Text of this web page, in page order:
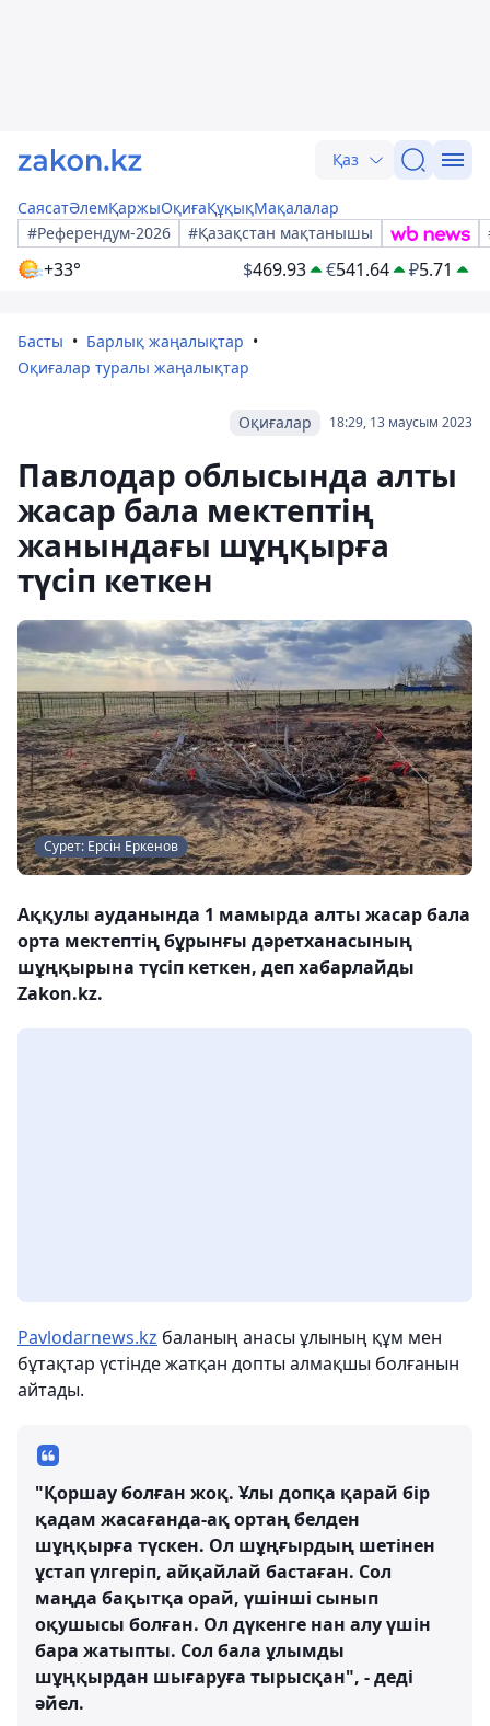
Қаз
СаясатӘлемҚаржыОқиғаҚұқықМақалалар
#Референдум-2026
#Қазақстан мақтанышы
+33° $469.93 €541.64 ₽5.71
Басты
Барлық жаңалықтар
Оқиғалар туралы жаңалықтар
18:29, 13 маусым 2023
Оқиғалар
Павлодар облысында алты
жасар бала мектептің
жанындағы шұңқырға
түсіп кеткен
Сурет: Ерсін Еркенов
Аққулы ауданында 1 мамырда алты жасар бала
орта мектептің бұрынғы дәретханасының
шұңқырына түсіп кеткен, деп хабарлайды
Zakon.kz.
Pavlodarnews.kz баланың анасы ұлының құм мен
бұтақтар үстінде жатқан допты алмақшы болғанын
айтады.
"Қоршау болған жоқ. Ұлы допқа қарай бір
қадам жасағанда-ақ ортаң белден
шұңқырға түскен. Ол шұңғырдың шетінен
ұстап үлгеріп, айқайлай бастаған. Сол
маңда бақытқа орай, үшінші сынып
оқушысы болған. Ол дүкенге нан алу үшін
бара жатыпты. Сол бала ұлымды
шұңқырдан шығаруға тырысқан", - деді
әйел.